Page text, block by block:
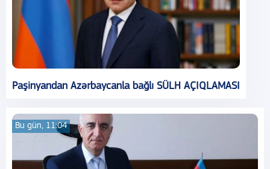
Paşinyandan Azərbaycanla bağlı SÜLH AÇIQLAMASI
Bu gün, 11:04